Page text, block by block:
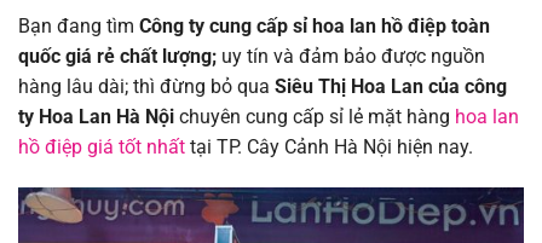
Bạn đang tìm Công ty cung cấp sỉ hoa lan hồ điệp toàn
quốc giá rẻ chất lượng; uy tín và đảm bảo được nguồn
hàng lâu dài; thì đừng bỏ qua Siêu Thị Hoa Lan của công
ty Hoa Lan Hà Nội chuyên cung cấp sỉ lẻ mặt hàng hoa lan
hồ điệp giá tốt nhất tại TP. Cây Cảnh Hà Nội hiện nay.